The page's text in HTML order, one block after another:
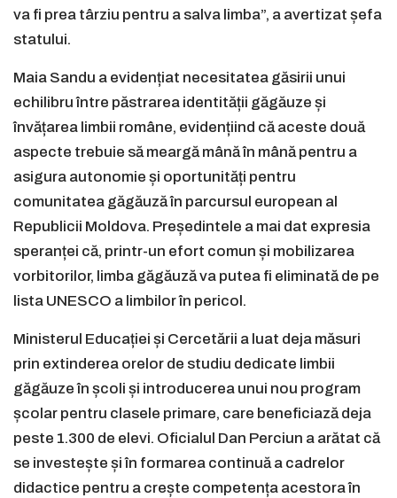
va fi prea târziu pentru a salva limba”, a avertizat șefa
statului.
Maia Sandu a evidențiat necesitatea găsirii unui
echilibru între păstrarea identității găgăuze și
învățarea limbii române, evidențiind că aceste două
aspecte trebuie să meargă mână în mână pentru a
asigura autonomie și oportunități pentru
comunitatea găgăuză în parcursul european al
Republicii Moldova. Președintele a mai dat expresia
speranței că, printr-un efort comun și mobilizarea
vorbitorilor, limba găgăuză va putea fi eliminată de pe
lista UNESCO a limbilor în pericol.
Ministerul Educației și Cercetării a luat deja măsuri
prin extinderea orelor de studiu dedicate limbii
găgăuze în școli și introducerea unui nou program
școlar pentru clasele primare, care beneficiază deja
peste 1.300 de elevi. Oficialul Dan Perciun a arătat că
se investește și în formarea continuă a cadrelor
didactice pentru a crește competența acestora în